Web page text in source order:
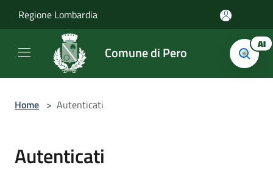
Regione Lombardia
Comune di Pero AI
Home > Autenticati
Autenticati